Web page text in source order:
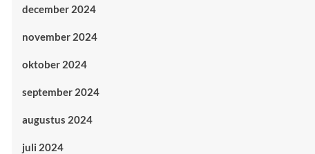
december 2024
november 2024
oktober 2024
september 2024
augustus 2024
juli 2024